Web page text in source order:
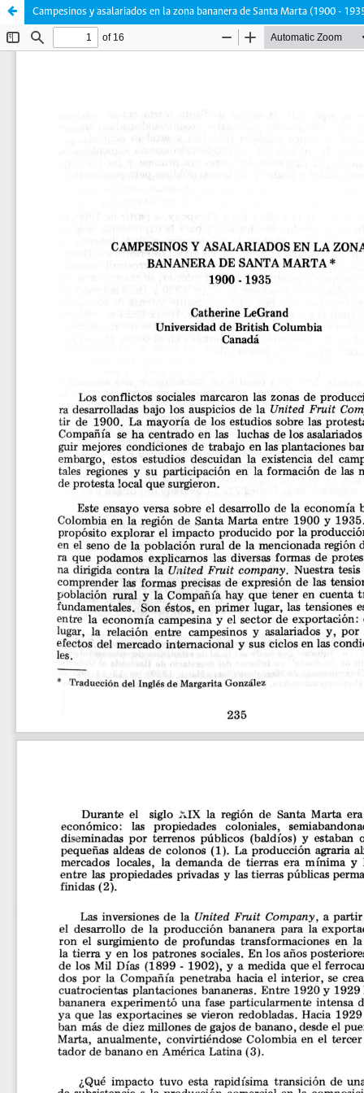
Campesinos y asalariados en la zona bananera de Santa Marta (1900 -